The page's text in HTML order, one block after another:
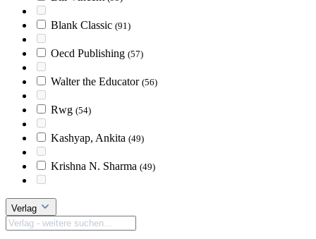
Blank Classic (91)
Oecd Publishing (57)
Walter the Educator (56)
Rwg (54)
Kashyap, Ankita (49)
Krishna N. Sharma (49)
Verlag